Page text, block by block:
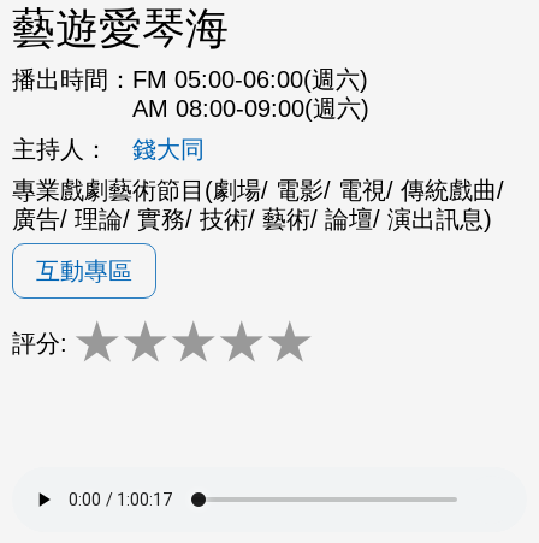
藝遊愛琴海
播出時間： FM 05:00-06:00(週六)
AM 08:00-09:00(週六)
主持人：
錢大同
專業戲劇藝術節目(劇場/ 電影/ 電視/ 傳統戲曲/
廣告/ 理論/ 實務/ 技術/ 藝術/ 論壇/ 演出訊息)
互動專區
評分: ★★★★★